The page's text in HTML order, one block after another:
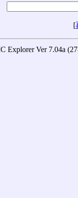
[
Ver 7.04a